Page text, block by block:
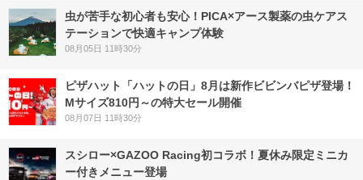
虫が苦手な初心者も安心！PICA×アース製薬の虫ケアス
テーションで快適キャンプ体験
08月05日 11時30分
ピザハット「ハットの日」8月は新作ビビンバピザ登場！
Mサイズ810円～の特大セール開催
08月07日 11時30分
スシロー×GAZOO Racing初コラボ！夏休み限定ミニカ
ー付きメニュー登場